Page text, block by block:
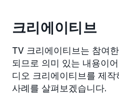
크리에이티브
TV 크리에이티브는 참여
되므로 의미 있는 내용이
디오 크리에이티브를 제
사례를 살펴보겠습니다.